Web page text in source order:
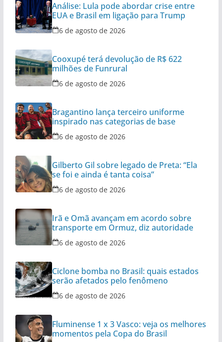
Análise: Lula pode abordar crise entre
EUA e Brasil em ligação para Trump
6 de agosto de 2026
Cooxupé terá devolução de R$ 622
milhões de Funrural
6 de agosto de 2026
Bragantino lança terceiro uniforme
inspirado nas categorias de base
6 de agosto de 2026
Gilberto Gil sobre legado de Preta: “Ela
se foi e ainda é tanta coisa”
6 de agosto de 2026
Irã e Omã avançam em acordo sobre
transporte em Ormuz, diz autoridade
6 de agosto de 2026
Ciclone bomba no Brasil: quais estados
serão afetados pelo fenômeno
6 de agosto de 2026
Fluminense 1 x 3 Vasco: veja os melhores
momentos pela Copa do Brasil